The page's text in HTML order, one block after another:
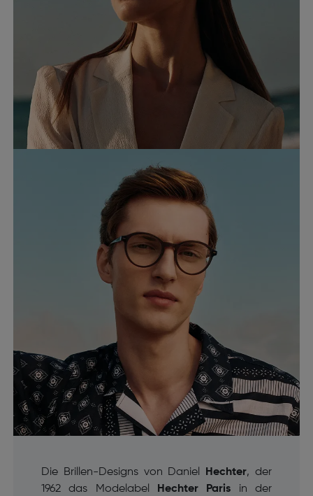
Die Brillen-Designs von Daniel Hechter, der
1962 das Modelabel Hechter Paris in der